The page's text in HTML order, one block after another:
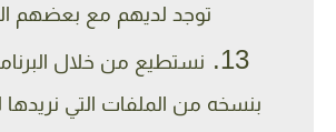
توجد لديهم مع بعضهم
نستطيع من خلال
بنسخه من الملفات التي نريدها